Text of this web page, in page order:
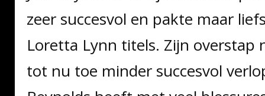
zeer succesvol en pakte maar
Loretta Lynn titels. Zijn overstap
tot nu toe minder succesvol